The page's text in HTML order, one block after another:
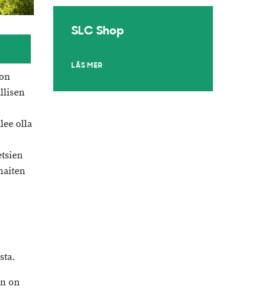
olla
on
SLC Shop
LÄS MER